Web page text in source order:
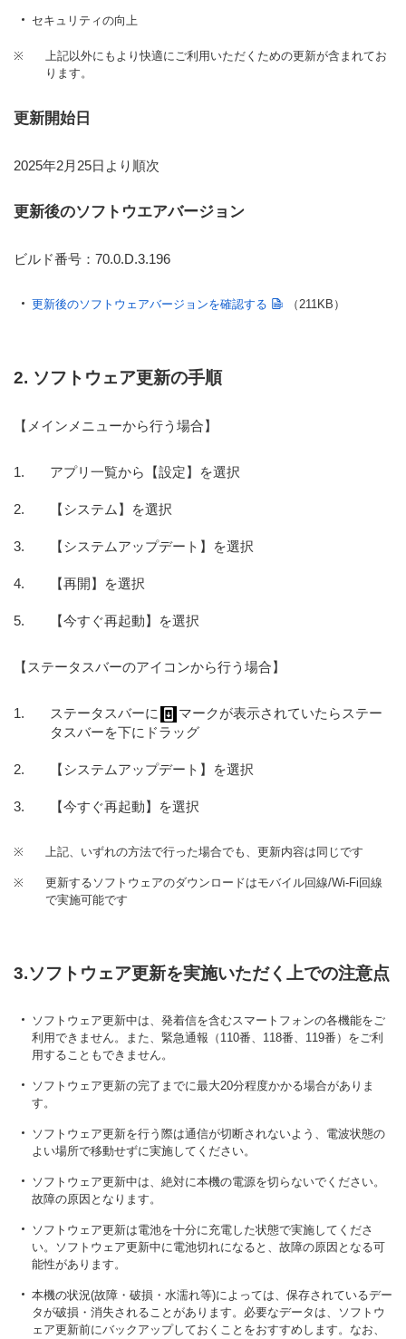
セキュリティの向上
※
上記以外にもより快適にご利用いただくための更新が含まれてお
ります。
更新開始日
2025年2月25日より順次
更新後のソフトウエアバージョン
ビルド番号：70.0.D.3.196
更新後のソフトウェアバージョンを確認する （211KB）
2. ソフトウェア更新の手順
【メインメニューから行う場合】
アプリ一覧から【設定】を選択
【システム】を選択
【システムアップデート】を選択
【再開】を選択
【今すぐ再起動】を選択
【ステータスバーのアイコンから行う場合】
ステータスバーに
マークが表示されていたらステー
タスバーを下にドラッグ
【システムアップデート】を選択
【今すぐ再起動】を選択
※ 上記、いずれの方法で行った場合でも、更新内容は同じです
※
更新するソフトウェアのダウンロードはモバイル回線/Wi-Fi回線
で実施可能です
3.ソフトウェア更新を実施いただく上での注意点
ソフトウェア更新中は、発着信を含むスマートフォンの各機能をご
利用できません。また、緊急通報（110番、118番、119番）をご利
用することもできません。
ソフトウェア更新の完了までに最大20分程度かかる場合がありま
す。
ソフトウェア更新を行う際は通信が切断されないよう、電波状態の
よい場所で移動せずに実施してください。
ソフトウェア更新中は、絶対に本機の電源を切らないでください。
故障の原因となります。
ソフトウェア更新は電池を十分に充電した状態で実施してくださ
い。ソフトウェア更新中に電池切れになると、故障の原因となる可
能性があります。
本機の状況(故障・破損・水濡れ等)によっては、保存されているデー
タが破損・消失されることがあります。必要なデータは、ソフトウ
ェア更新前にバックアップしておくことをおすすめします。なお、